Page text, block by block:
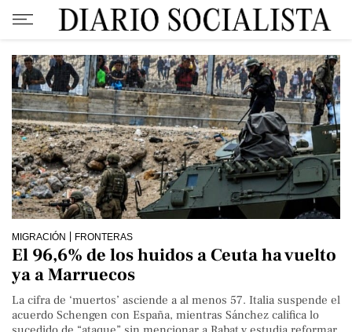
MIGRACIÓN FRONTERAS
El 96,6% de los huidos a Ceuta ha vuelto
ya a Marruecos
La cifra de ‘muertos’ asciende a al menos 57. Italia suspende el
acuerdo Schengen con España, mientras Sánchez califica lo